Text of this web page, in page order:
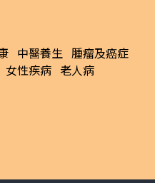
中醫養生 腫瘤及癌症
女性疾病 老人病